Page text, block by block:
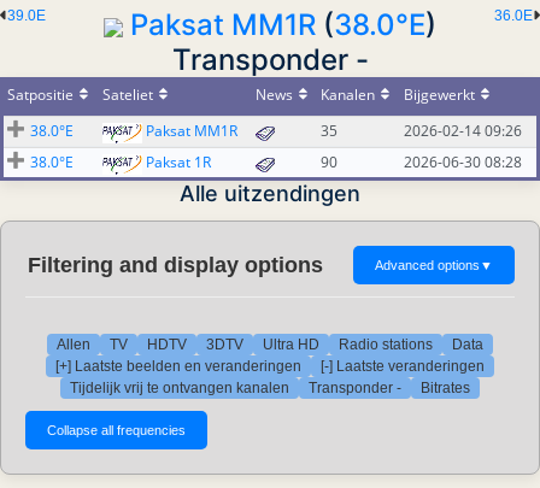
36.0E
39.0E Paksat MM1R (38.0°E)
Transponder -
Satpositie Sateliet News Kanalen
Bijgewerkt
38.0°E
Paksat MM1R 35
2026-02-14 09:26
38.0°E
Paksat 1R 90 2026-06-30 08:28
Alle uitzendingen
Filtering and display options Advanced options ▼
Allen TV HDTV 3DTV Ultra HD Radio stations
Data
[+] Laatste beelden en veranderingen
[-] Laatste veranderingen
Tijdelijk vrij te ontvangen kanalen
Transponder - Bitrates